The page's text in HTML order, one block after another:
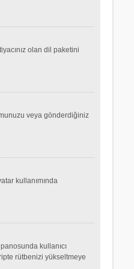
olan dil paketini
veya gönderdiğiniz
kullanımında
kullanıcı
rütbenizi yükseltmeye